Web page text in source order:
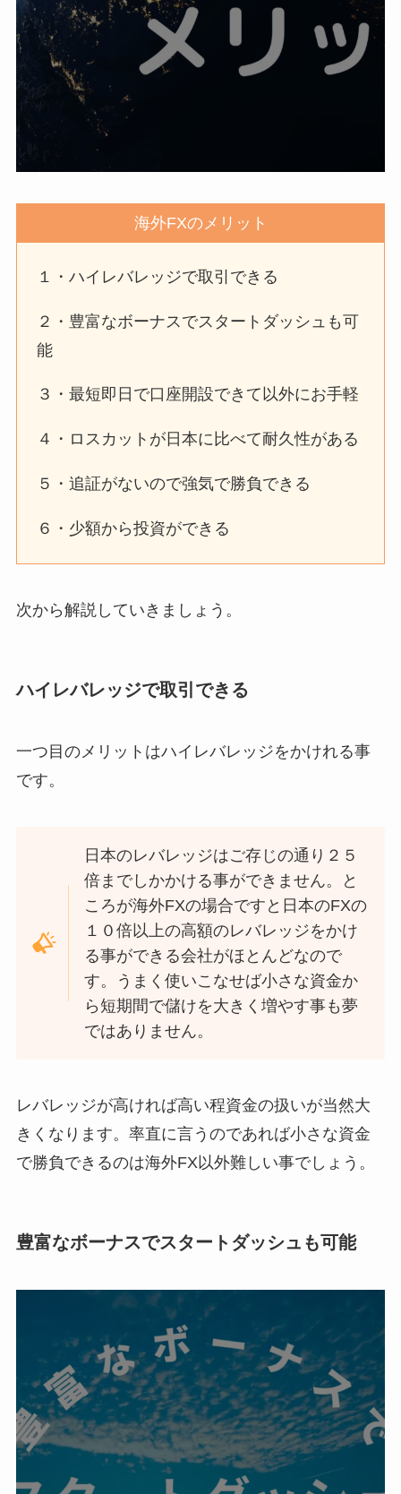
海外FXのメリット
１・ハイレバレッジで取引できる
２・豊富なボーナスでスタートダッシュも可
能
３・最短即日で口座開設できて以外にお手軽
４・ロスカットが日本に比べて耐久性がある
５・追証がないので強気で勝負できる
６・少額から投資ができる
次から解説していきましょう。
ハイレバレッジで取引できる
一つ目のメリットはハイレバレッジをかけれる事
です。
日本のレバレッジはご存じの通り２５
倍までしかかける事ができません。と
ころが海外FXの場合ですと日本のFXの
１０倍以上の高額のレバレッジをかけ
る事ができる会社がほとんどなので
す。うまく使いこなせば小さな資金か
ら短期間で儲けを大きく増やす事も夢
ではありません。
レバレッジが高ければ高い程資金の扱いが当然大
きくなります。率直に言うのであれば小さな資金
で勝負できるのは海外FX以外難しい事でしょう。
豊富なボーナスでスタートダッシュも可能